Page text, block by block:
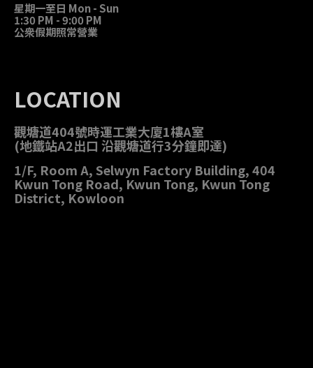
星期一至日 Mon - Sun
1:30 PM - 9:00 PM
公衆假期照常營業
LOCATION
觀塘道404號時運工業大廈1樓A室
(地鐵站A2出口 沿觀塘道行3分鐘即達)
1/F, Room A, Selwyn Factory Building, 404
Kwun Tong Road, Kwun Tong, Kwun Tong
District, Kowloon